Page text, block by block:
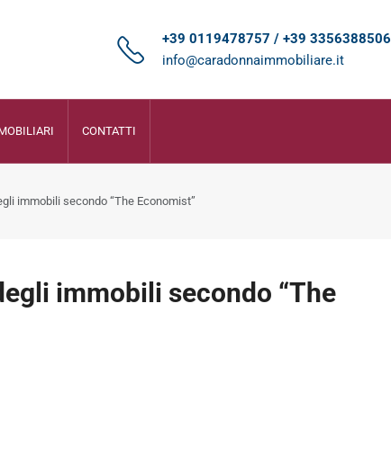
+39 0119478757 / +39 3356388506
info@caradonnaimmobiliare.it
CONTATTI
immobili secondo “The Economist”
immobili secondo “The